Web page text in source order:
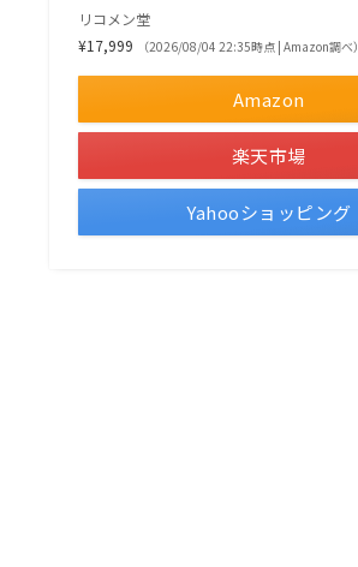
リコメン堂
¥17,999
（2026/08/04 22:35時点 | Amazon調べ）
Amazon
楽天市場
Yahooショッピング